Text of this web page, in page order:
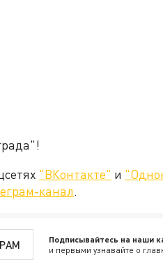
"ВКонтакте" и
канал.
Подписывайтесь на наши
и первыми узнавайте о